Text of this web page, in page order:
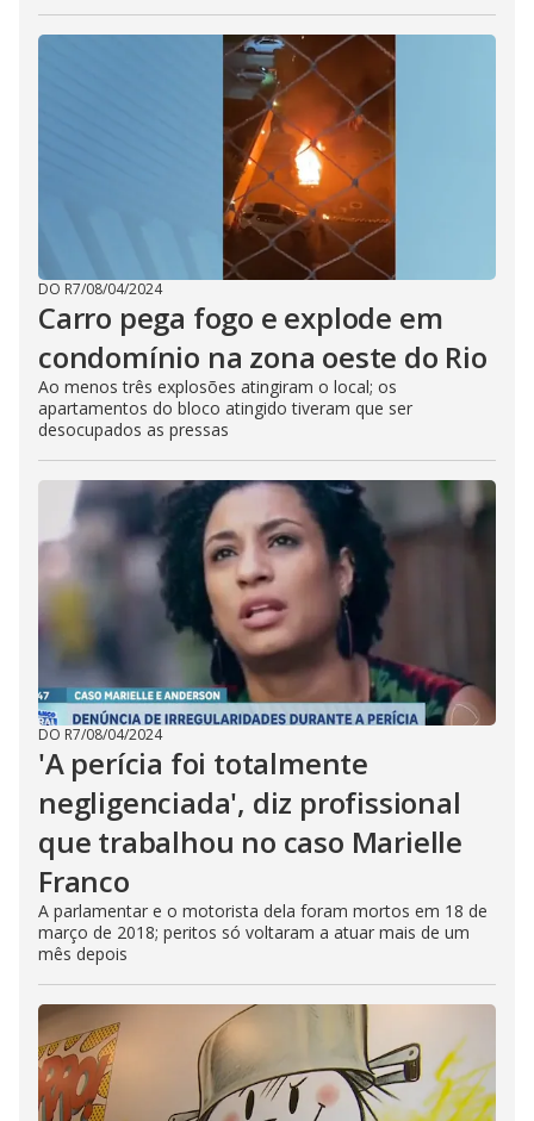
DO R7/08/04/2024
Carro pega fogo e explode em
condomínio na zona oeste do Rio
Ao menos três explosões atingiram o local; os
apartamentos do bloco atingido tiveram que ser
desocupados as pressas
DO R7/08/04/2024
'A perícia foi totalmente
negligenciada', diz profissional
que trabalhou no caso Marielle
Franco
A parlamentar e o motorista dela foram mortos em 18 de
março de 2018; peritos só voltaram a atuar mais de um
mês depois